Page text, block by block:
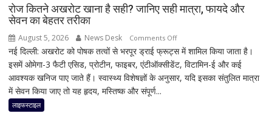
और
रोज कितने अखरोट खाना है सही? जानिए सही मात्रा, फायदे और
सेवन का बेहतर तरीका
August 5, 2026 News Desk Comments Offon
रोज
कितने
अखरोट
नई दिल्ली: अखरोट को पोषक तत्वों से भरपूर ड्राई फ्रूट्स में शामिल किया जाता है।
इसमें ओमेगा-3 फैटी एसिड, प्रोटीन, फाइबर, एंटीऑक्सीडेंट, विटामिन-ई और कई
आवश्यक खनिज पाए जाते हैं। स्वास्थ्य विशेषज्ञों के अनुसार, यदि इसका संतुलित मात्रा
में सेवन किया जाए तो यह हृदय, मस्तिष्क और संपूर्ण...
लाइफस्टाइल